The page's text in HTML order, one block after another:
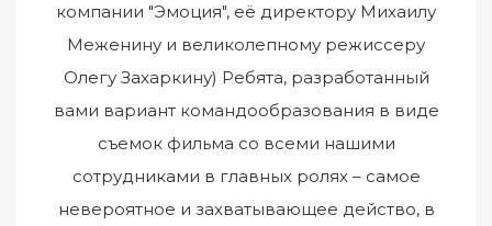
компании "Эмоция", её директору Михаилу
Меженину и великолепному режиссеру
Олегу Захаркину) Ребята, разработанный
вами вариант командообразования в виде
съемок фильма со всеми нашими
сотрудниками в главных ролях – самое
невероятное и захватывающее действо, в